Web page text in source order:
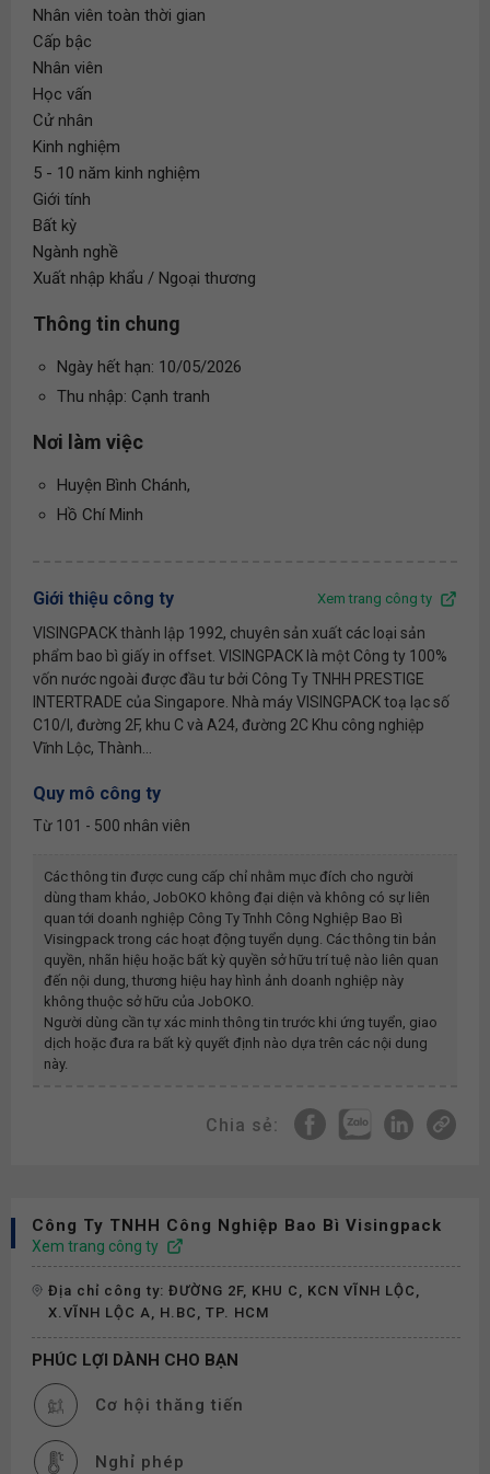
Nhân viên toàn thời gian
Cấp bậc
Nhân viên
Học vấn
Cử nhân
Kinh nghiệm
5 - 10 năm kinh nghiệm
Giới tính
Bất kỳ
Ngành nghề
Xuất nhập khẩu / Ngoại thương
Thông tin chung
Ngày hết hạn: 10/05/2026
Thu nhập: Cạnh tranh
Nơi làm việc
Huyện Bình Chánh,
Hồ Chí Minh
Giới thiệu công ty Xem trang công ty
VISINGPACK thành lập 1992, chuyên sản xuất các loại sản
phẩm bao bì giấy in offset. VISINGPACK là một Công ty 100%
vốn nước ngoài được đầu tư bởi Công Ty TNHH PRESTIGE
INTERTRADE của Singapore. Nhà máy VISINGPACK toạ lạc số
C10/I, đường 2F, khu C và A24, đường 2C Khu công nghiệp
Vĩnh Lộc, Thành...
Quy mô công ty
Từ 101 - 500 nhân viên
Các thông tin được cung cấp chỉ nhằm mục đích cho người
dùng tham khảo, JobOKO không đại diện và không có sự liên
quan tới doanh nghiệp Công Ty Tnhh Công Nghiệp Bao Bì
Visingpack trong các hoạt động tuyển dụng. Các thông tin bản
quyền, nhãn hiệu hoặc bất kỳ quyền sở hữu trí tuệ nào liên quan
đến nội dung, thương hiệu hay hình ảnh doanh nghiệp này
không thuộc sở hữu của JobOKO.
Người dùng cần tự xác minh thông tin trước khi ứng tuyển, giao
dịch hoặc đưa ra bất kỳ quyết định nào dựa trên các nội dung
này.
Chia sẻ:
Công Ty TNHH Công Nghiệp Bao Bì Visingpack
Xem trang công ty
Địa chỉ công ty: ĐƯỜNG 2F, KHU C, KCN VĨNH LỘC,
X.VĨNH LỘC A, H.BC, TP. HCM
PHÚC LỢI DÀNH CHO BẠN
Cơ hội thăng tiến
Nghỉ phép